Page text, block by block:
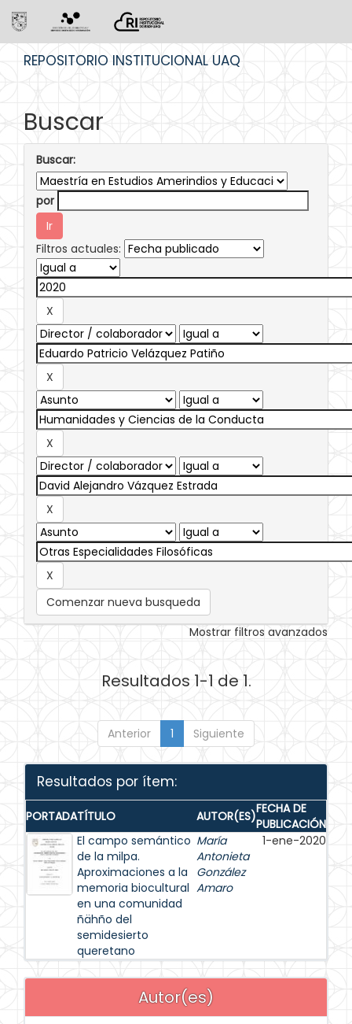
REPOSITORIO INSTITUCIONAL UAQ
Buscar
Buscar:
por
Filtros actuales:
Comenzar nueva busqueda
Mostrar filtros avanzados
Resultados 1-1 de 1.
Anterior 1 Siguiente
Resultados por ítem:
PORTADATÍTULO AUTOR(ES)FECHA DE
PUBLICACIÓN
El campo semántico
de la milpa.
Aproximaciones a la
memoria biocultural
en una comunidad
ñähño del
semidesierto
queretano
María
Antonieta
González
Amaro
1-ene-2020
Autor(es)